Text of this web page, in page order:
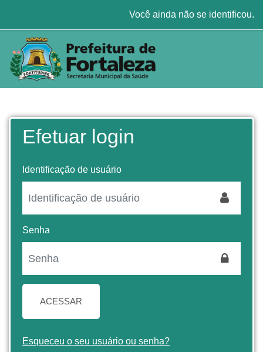
Você ainda não se identificou.
Efetuar login
Identificação de usuário
Senha
ACESSAR
Esqueceu o seu usuário ou senha?